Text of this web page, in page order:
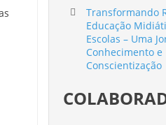
Transformando
Educação
Escolas – Uma
Conhecimento e
Conscientização